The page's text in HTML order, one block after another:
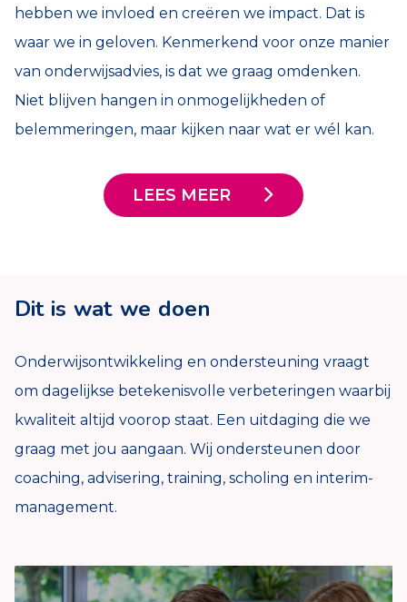
hebben we invloed en creëren we impact. Dat is
waar we in geloven. Kenmerkend voor onze manier
van onderwijsadvies, is dat we graag omdenken.
Niet blijven hangen in onmogelijkheden of
belemmeringen, maar kijken naar wat er wél kan.
LEES MEER
Dit is wat we doen
Onderwijsontwikkeling en ondersteuning vraagt
om dagelijkse betekenisvolle verbeteringen waarbij
kwaliteit altijd voorop staat. Een uitdaging die we
graag met jou aangaan. Wij ondersteunen door
coaching, advisering, training, scholing en interim-
management.